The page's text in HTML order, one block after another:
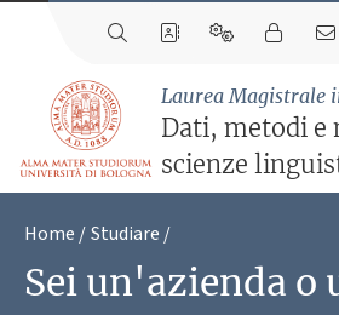
Laurea Magistrale
Dati, metodi e
scienze
Home Studiare
Sei un'azienda o